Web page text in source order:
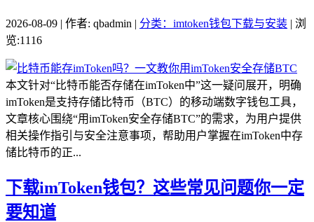
2026-08-09 | 作者: qbadmin | 分类：imtoken钱包下载与安装 | 浏
览:1116
本文针对“比特币能否存储在imToken中”这一疑问展开，明确
imToken是支持存储比特币（BTC）的移动端数字钱包工具，
文章核心围绕“用imToken安全存储BTC”的需求，为用户提供
相关操作指引与安全注意事项，帮助用户掌握在imToken中存
储比特币的正...
下载imToken钱包？这些常见问题你一定
要知道